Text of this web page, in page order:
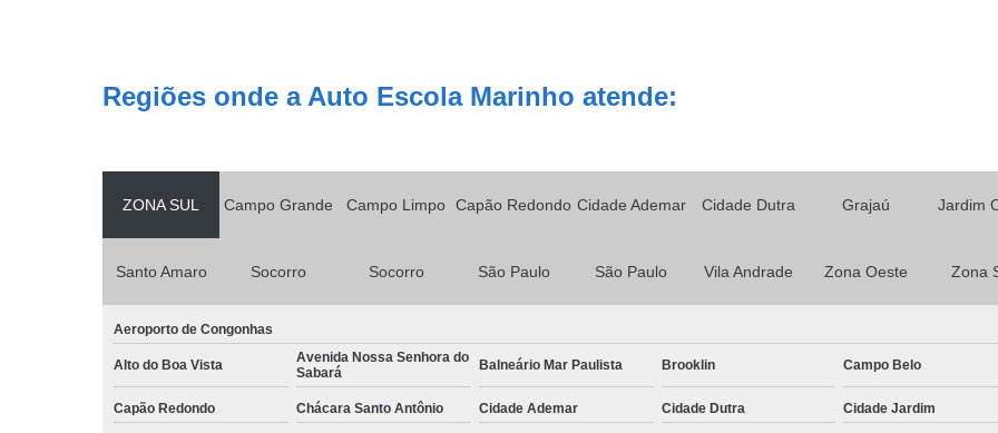
Regiões onde a Auto Escola Marinho atende:
ZONA SUL Campo Grande Campo Limpo Capão Redondo Cidade Ademar Cidade Dutra Grajaú Jardim
Santo Amaro Socorro Socorro São Paulo São Paulo Vila Andrade Zona Oeste Zona
Aeroporto de Congonhas
Alto do Boa Vista
Avenida Nossa Senhora do
Sabará
Balneário Mar Paulista Brooklin Campo Belo
Capão Redondo Chácara Santo Antônio Cidade Ademar Cidade Dutra Cidade Jardim